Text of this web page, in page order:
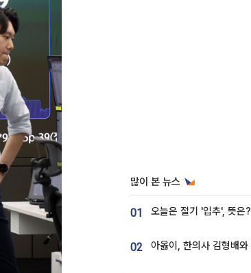
많이 본 뉴스
01 오늘은 절기 '입추', 뜻은?
02